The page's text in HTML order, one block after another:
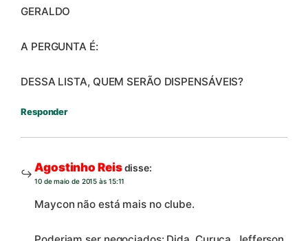
GERALDO
A PERGUNTA É:
DESSA LISTA, QUEM SERÃO DISPENSÁVEIS?
Responder
Agostinho Reisdisse:
10 de maio de 2015 às 15:11
Maycon não está mais no clube.